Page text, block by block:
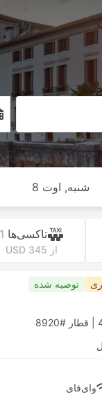
شنبه, اوت 8
تاکسی‌ها 1
از USD 345
توصیه شده
قطار #8920
وای‌فای